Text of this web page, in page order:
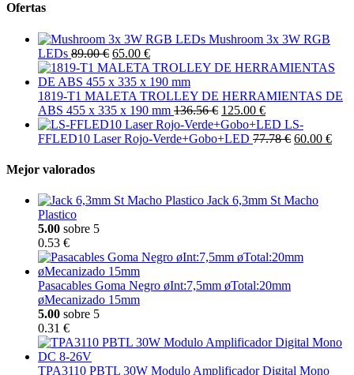
Ofertas
Mushroom 3x 3W RGB
LEDs 89.00 € 65.00 €
1819-T1 MALETA TROLLEY DE HERRAMIENTAS DE
ABS 455 x 335 x 190 mm 136.56 € 125.00 €
LS-
FFLED10 Laser Rojo-Verde+Gobo+LED 77.78 € 60.00 €
Mejor valorados
Jack 6,3mm St Macho
Plastico
5.00 sobre 5
0.53 €
Pasacables Goma Negro øInt:7,5mm øTotal:20mm
øMecanizado 15mm
5.00 sobre 5
0.31 €
TPA3110 PBTL 30W Modulo Amplificador Digital Mono